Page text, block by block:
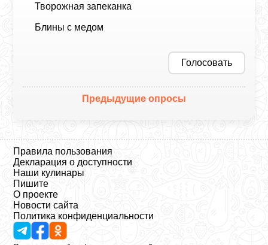
Творожная запеканка
Блины с медом
Голосовать
Предыдущие опросы
Правила пользования
Декларация о доступности
Наши кулинары
Пишите
О проекте
Новости сайта
Политика конфиденциальности